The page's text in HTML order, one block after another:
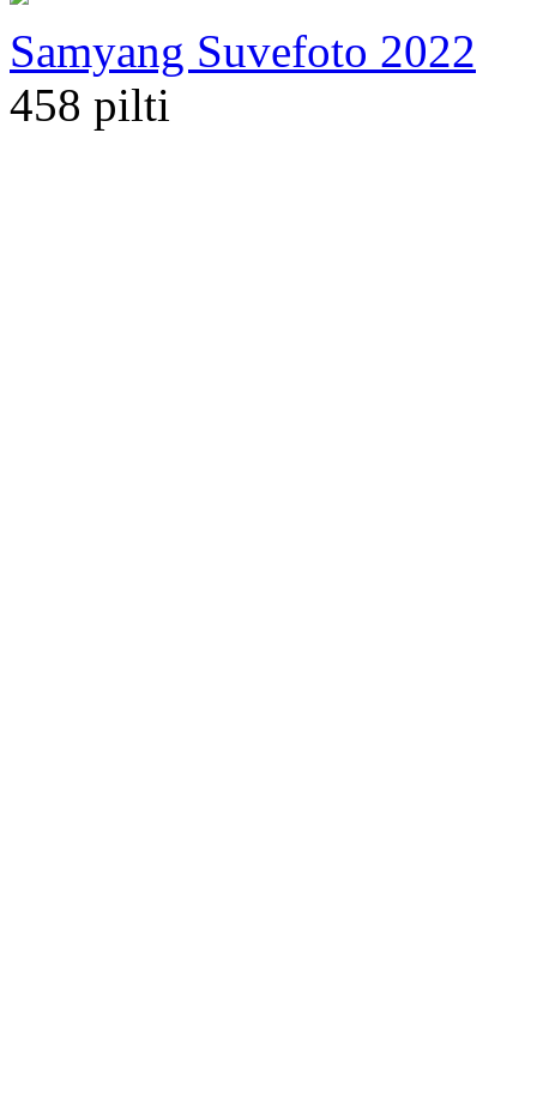
Samyang Suvefoto 2022
458 pilti